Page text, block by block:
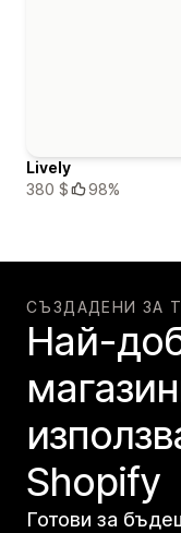
Lively
380 $
98%
СЪЗДАДЕНИ ЗА
Най-
Shopify
Готови за